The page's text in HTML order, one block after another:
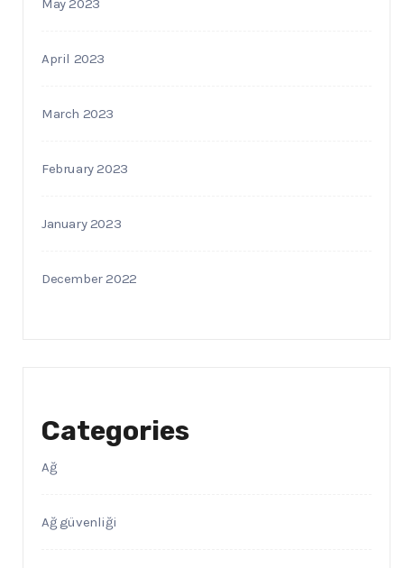
May 2023
April 2023
March 2023
February 2023
January 2023
December 2022
Categories
Ağ
Ağ güvenliği